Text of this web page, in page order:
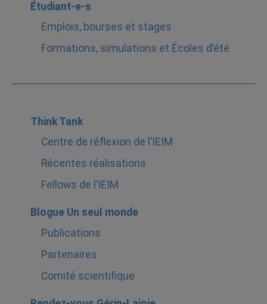
Étudiant-e-s
Emplois, bourses et stages
Formations, simulations et Écoles d’été
Think Tank
Centre de réflexion de l’IEIM
Récentes réalisations
Fellows de l’IEIM
Blogue Un seul monde
Publications
Partenaires
Comité scientifique